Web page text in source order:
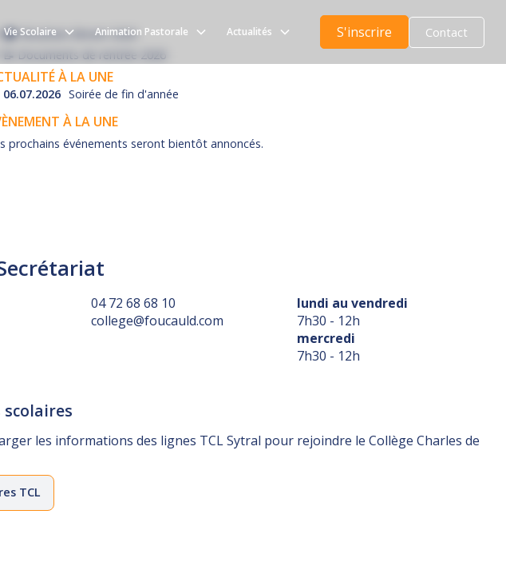
Vie Scolaire Animation Pastorale Actualités S'inscrire Contact
🎓 Résultats Brevet 2026
📝 Documents de rentrée 2026
À LA UNE
06.07.2026 Soirée de fin d'année
À LA UNE
prochains événements seront bientôt annoncés.
04 72 68 68 10
college@foucauld.com
lundi au vendredi
7h30 - 12h
mercredi
7h30 - 12h
les informations des lignes TCL Sytral pour rejoindre le Collège Charles de
TCL